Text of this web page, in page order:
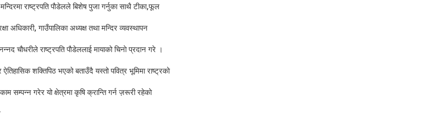
राष्ट्रपति पाैडेलले बिशेष पुजा गर्नुका साथै टीका,फूल
अधिकारी, गाउँपालिका अध्यक्ष तथा मन्दिर व्यवस्थापन
चाैधरीले राष्ट्रपति पाैडेललाई मायाको चिनाे प्रदान गरे ।
शक्तिपिठ भएको बताउँदै यस्तो पवित्र भूमिमा राष्ट्रको
गरेर यो क्षेत्रमा कृषि क्रान्ति गर्न ज़रूरी रहेको